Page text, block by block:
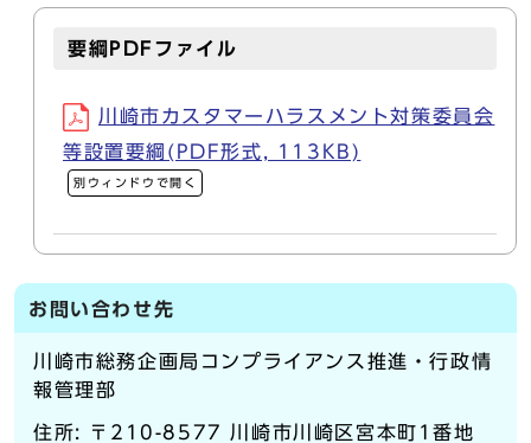
要綱PDFファイル
川崎市カスタマーハラスメント対策委員会
等設置要綱(PDF形式, 113KB)
別ウィンドウで開く
お問い合わせ先
川崎市総務企画局コンプライアンス推進・行政情
報管理部
住所: 〒210-8577 川崎市川崎区宮本町1番地